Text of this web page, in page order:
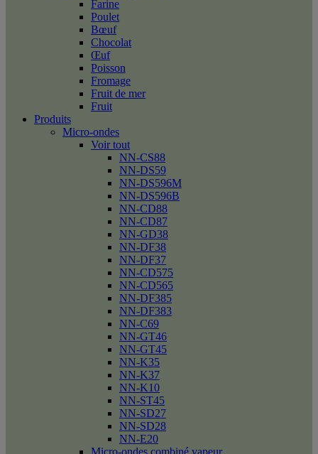
Farine
Poulet
Bœuf
Chocolat
Œuf
Poisson
Fromage
Fruit de mer
Fruit
Produits
Micro-ondes
Voir tout
NN-CS88
NN-DS59
NN-DS596M
NN-DS596B
NN-CD88
NN-CD87
NN-GD38
NN-DF38
NN-DF37
NN-CD575
NN-CD565
NN-DF385
NN-DF383
NN-C69
NN-GT46
NN-GT45
NN-K35
NN-K37
NN-K10
NN-ST45
NN-SD27
NN-SD28
NN-E20
Micro-ondes combiné vapeur